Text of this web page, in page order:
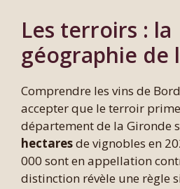
Les terroirs : la
géographie de
Comprendre les vins de
accepter que le terroir
département de la Gironde
hectaresde vignobles en
000 sont en appellation
distinction révèle une règle